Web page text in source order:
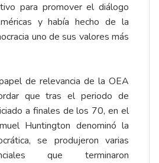
para promover el diálogo
y había hecho de la
uno de sus valores más
de relevancia de la OEA
que tras el periodo de
a finales de los 70, en el
Huntington denominó la
se produjeron varias
que terminaron